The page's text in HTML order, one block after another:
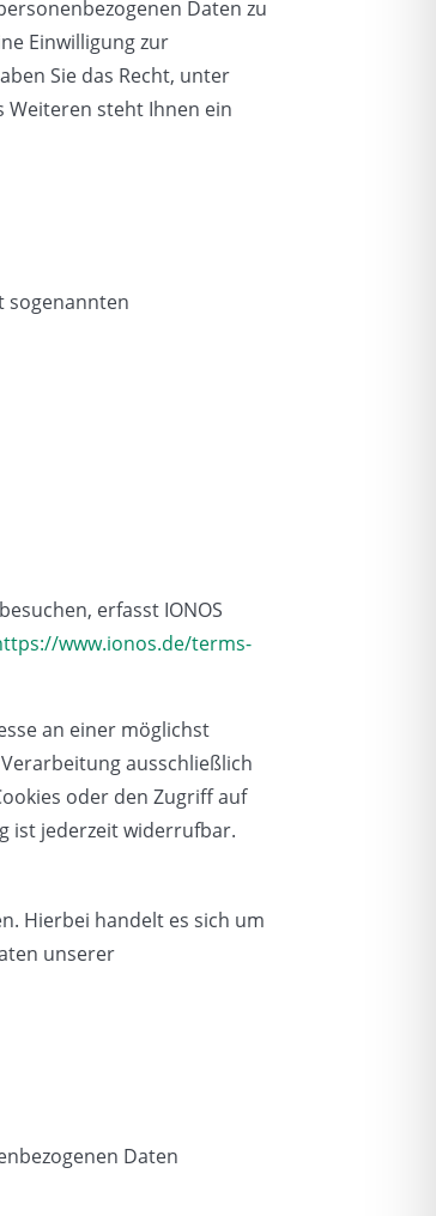
Daten zu
Einwilligung zur
Sie das Recht, unter
Weiteren steht Ihnen ein
sogenannten
erfasst IONOS
www.ionos.de/terms-
an einer möglichst
ausschließlich
oder den Zugriff auf
ist jederzeit widerrufbar.
Hierbei handelt es sich um
unserer
Daten